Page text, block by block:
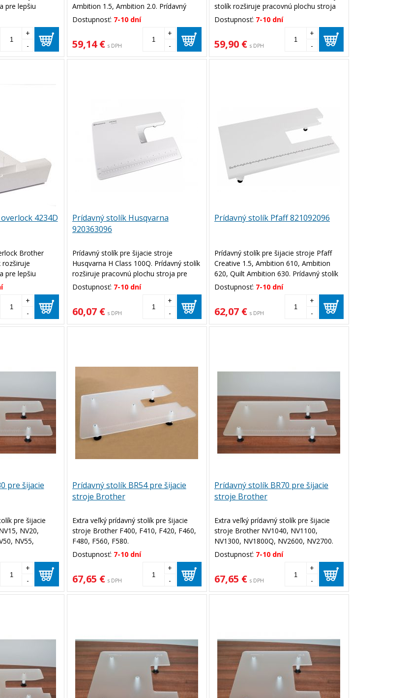
pre lepšiu
+
-
Ambition 1.5, Ambition 2.0. Prídavný
stolík rozširuje pracovnú plochu stroja
pre lepšiu manipuláciu s materiálom.
Dostupnosť: 7-10 dní
59,14 € s DPH
+
-
stolík rozširuje pracovnú plochu stroja
pre lepšiu manipuláciu s materiálom.
Dostupnosť: 7-10 dní
59,90 € s DPH
+
-
4234D
Brother
rozširuje
pre lepšiu
+
-
Prídavný stolík Husqvarna
920363096
Prídavný stolík pre šijacie stroje
Husqvarna H Class 100Q. Prídavný stolík
rozširuje pracovnú plochu stroja pre
lepšiu manipuláciu s materiálom.
Dostupnosť: 7-10 dní
60,07 € s DPH
+
-
Prídavný stolík Pfaff 821092096
Prídavný stolík pre šijacie stroje Pfaff
Creative 1.5, Ambition 610, Ambition
620, Quilt Ambition 630. Prídavný stolík
rozširuje pracovnú plochu stroja pre
lepšiu manipuláciu s materiálom.
Dostupnosť: 7-10 dní
62,07 € s DPH
+
-
pre šijacie
pre šijacie
NV20,
NV55,
A80, A150.
+
-
Prídavný stolík BR54 pre šijacie
stroje Brother
Extra veľký prídavný stolík pre šijacie
stroje Brother F400, F410, F420, F460,
F480, F560, F580.
Dostupnosť: 7-10 dní
67,65 € s DPH
+
-
Prídavný stolík BR70 pre šijacie
stroje Brother
Extra veľký prídavný stolík pre šijacie
stroje Brother NV1040, NV1100,
NV1300, NV1800Q, NV2600, NV2700.
Dostupnosť: 7-10 dní
67,65 € s DPH
+
-